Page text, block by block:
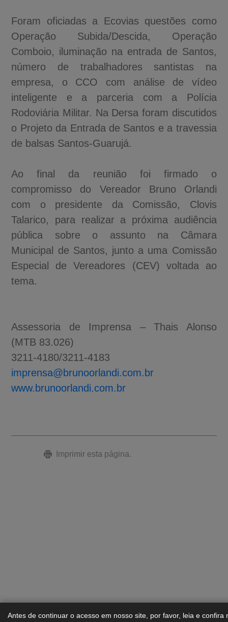
Antes de continuar o acesso em nosso site, por favor, leia e confira
Foram oficiadas a Ecovias questões como
Operação Subida/Descida, Operação
Comboio, iluminação na entrada de Santos,
número de trabalhadores santistas na
empresa, o CCO com análise de vídeo
inteligente e a parceria com a Polícia
Rodoviária Militar. Na Dersa foram discutidos
o Projeto da Entrada de Santos e a travessia
de balsas Santos-Guarujá.
Ao final da reunião foi firmado o
compromisso do Vereador Bruno Orlandi
com o presidente da Comissão, Clovis
Talarico, para realizar a próxima audiência
pública sobre o assunto na Câmara
Municipal de Santos, junto a uma Comissão
Especial de Vereadores (CEV) voltada ao
tema.
Assessoria de Imprensa – Thais Alonso
(MTB 83.026)
3211-4180/3211-4183
imprensa@brunoorlandi.com.br
www.brunoorlandi.com.br
Imprimir esta página.